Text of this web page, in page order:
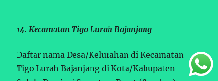
14. Kecamatan Tigo Lurah Bajanjang
Daftar nama Desa/Kelurahan di Kecamatan
Tigo Lurah Bajanjang di Kota/Kabupaten